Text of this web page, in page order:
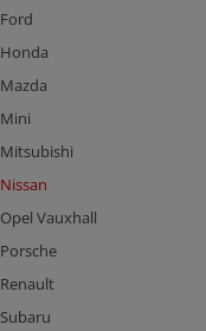
Ford
Honda
Mazda
Mini
Mitsubishi
Nissan
Opel Vauxhall
Porsche
Renault
Subaru